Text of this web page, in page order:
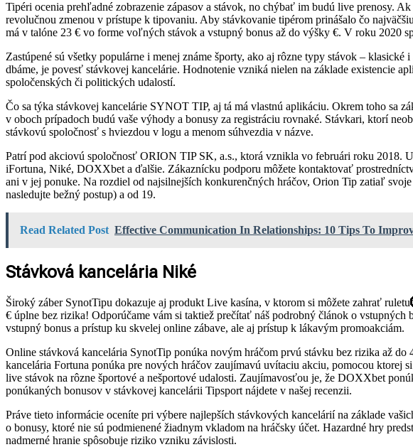
Tipéri ocenia prehľadné zobrazenie zápasov a stávok, no chýbať im budú live prenosy.
revolučnou zmenou v prístupe k tipovaniu. Aby stávkovanie tipérom prinášalo čo
má v talóne 23 € vo forme voľných stávok a vstupný bonus až do výšky €. V roku 2020
Zastúpené sú všetky populárne i menej známe športy, ako aj rôzne typy stávok –
dbáme, je povesť stávkovej kancelárie. Hodnotenie vzniká nielen na základe existencie
spoločenských či politických udalostí.
Čo sa týka stávkovej kancelárie SYNOT TIP, aj tá má vlastnú aplikáciu. Okrem toho sa
v oboch prípadoch budú vaše výhody a bonusy za registráciu rovnaké. Stávkari, ktorí
stávkovú spoločnosť s hviezdou v logu a menom súhvezdia v názve.
Patrí pod akciovú spoločnosť ORION TIP SK, a.s., ktorá vznikla vo februári roku 2018.
iFortuna, Niké, DOXXbet a ďalšie. Zákaznícku podporu môžete kontaktovať
ani v jej ponuke. Na rozdiel od najsilnejších konkurenčných hráčov, Orion Tip zatiaľ
nasledujte bežný postup) a od 19.
Read Related Post Effective Communication In Relationships: 10 Tips To
Stávková kancelária Niké
Široký záber SynotTipu dokazuje aj produkt Live kasína, v ktorom si môžete zahrať
€ úplne bez rizika! Odporúčame vám si taktiež prečítať náš podrobný článok o
vstupný bonus a prístup ku skvelej online zábave, ale aj prístup k lákavým promoakciám.
Online stávková kancelária SynotTip ponúka novým hráčom prvú stávku bez rizika až
kancelária Fortuna ponúka pre nových hráčov zaujímavú uvítaciu akciu, pomocou
live stávok na rôzne športové a nešportové udalosti. Zaujímavosťou je, že DOXXbet
ponúkaných bonusov v stávkovej kancelárii Tipsport nájdete v našej recenzii.
Práve tieto informácie oceníte pri výbere najlepších stávkových kancelárií na základe
o bonusy, ktoré nie sú podmienené žiadnym vkladom na hráčsky účet. Hazardné hry
nadmerné hranie spôsobuje riziko vzniku závislosti.